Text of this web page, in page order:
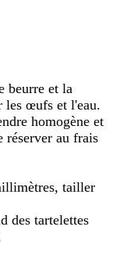
beurre et la
les œufs et l'eau.
homogène et
réserver au frais
tailler
des tartelettes